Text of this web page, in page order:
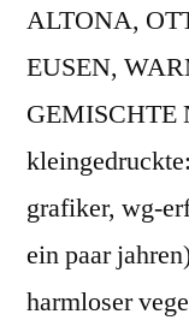
ALTONA,
EUSEN,
GEMISCHTE
grafiker, wg-
ein paar
harmloser